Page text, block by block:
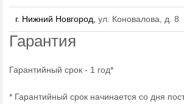
г. Нижний Новгород, ул. Коновалова, д. 8
Гарантия
Гарантийный срок - 1 год*
* Гарантийный срок начинается со дня